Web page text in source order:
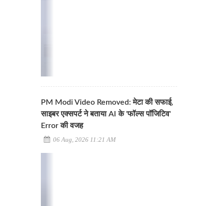
PM Modi Video Removed: मेटा की सफाई,
साइबर एक्सपर्ट ने बताया AI के 'फॉल्स पॉजिटिव'
Error की वजह
06 Aug, 2026 11:21 AM